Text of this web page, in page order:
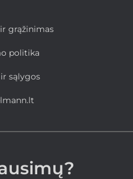
grąžinimas
politika
sąlygos